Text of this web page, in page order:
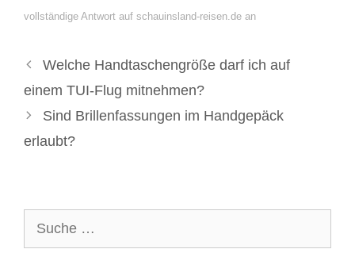
vollständige Antwort auf schauinsland-reisen.de an
Welche Handtaschengröße darf ich auf
einem TUI-Flug mitnehmen?
Sind Brillenfassungen im Handgepäck
erlaubt?
nach: